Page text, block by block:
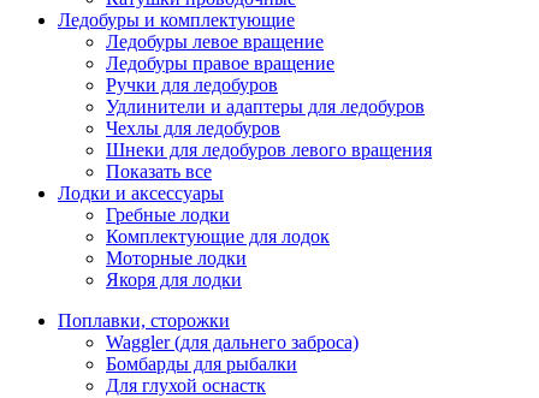
Ледобуры и комплектующие
Ледобуры левое вращение
Ледобуры правое вращение
Ручки для ледобуров
Удлинители и адаптеры для ледобуров
Чехлы для ледобуров
Шнеки для ледобуров левого вращения
Показать все
Лодки и аксессуары
Гребные лодки
Комплектующие для лодок
Моторные лодки
Якоря для лодки
Поплавки, сторожки
Waggler (для дальнего заброса)
Бомбарды для рыбалки
Для глухой оснастк